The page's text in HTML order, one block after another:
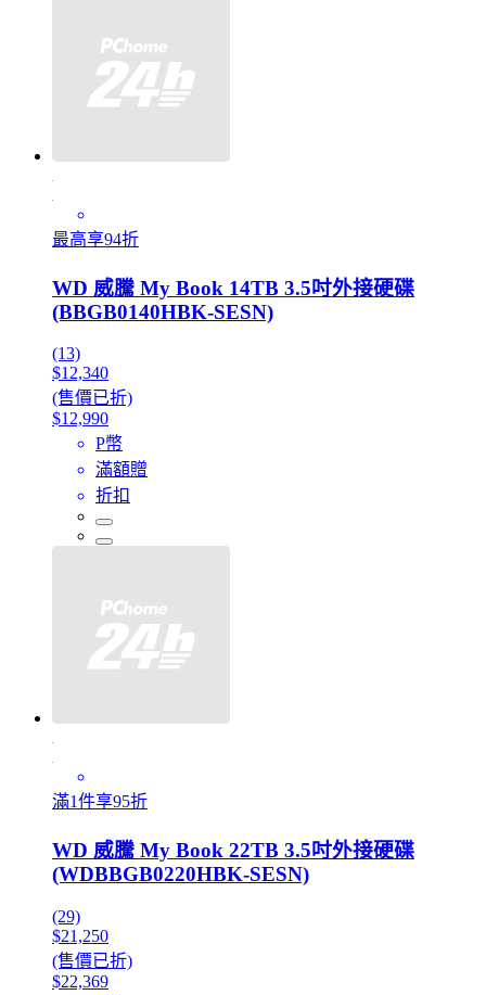
最高享94折
WD 威騰 My Book 14TB 3.5吋外接硬碟
(BBGB0140HBK-SESN)
(13)
$12,340
(售價已折)
$12,990
P幣
滿額贈
折扣
滿1件享95折
WD 威騰 My Book 22TB 3.5吋外接硬碟
(WDBBGB0220HBK-SESN)
(29)
$21,250
(售價已折)
$22,369